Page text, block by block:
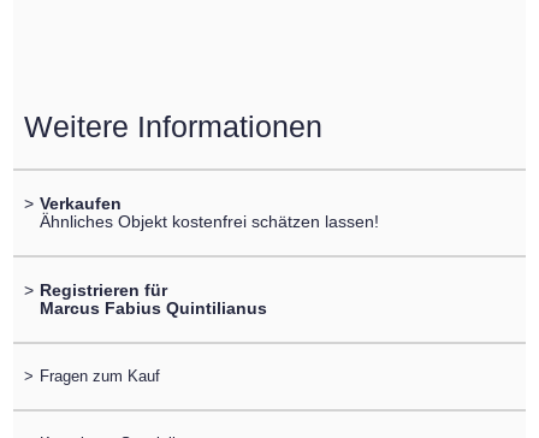
Weitere Informationen
> Verkaufen
Ähnliches Objekt kostenfrei schätzen lassen!
> Registrieren für
Marcus Fabius Quintilianus
> Fragen zum Kauf